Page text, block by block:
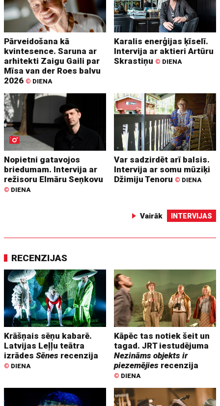
Pārveidošana kā
kvintesence. Saruna ar
arhitekti Zaigu Gaili par
Mīsa van der Roes balvu
2026 © DIENA
Karalis enerģijas ķīselī.
Intervija ar aktieri Artūru
Skrastiņu © DIENA
Nopietni gatavojos
briedumam. Intervija ar
režisoru Elmāru Seņkovu
© DIENA
Var sadzirdēt arī balsis.
Intervija ar somu mūziķi
Džimiju Tenoru © DIENA
Vairāk INTERVIJAS
RECENZIJAS
Krāšņais sēņu kabarē.
Latvijas Leļļu teātra
izrādesSēnes recenzija
© DIENA
Kāpēc tas notiek šeit un
tagad. JRT iestudējuma
Nezināms objekts ir
piezemējies recenzija
© DIENA